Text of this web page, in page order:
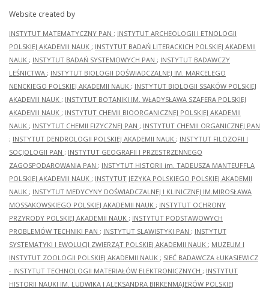
Website created by
INSTYTUT MATEMATYCZNY PAN ; INSTYTUT ARCHEOLOGII I ETNOLOGII
POLSKIEJ AKADEMII NAUK ; INSTYTUT BADAŃ LITERACKICH POLSKIEJ AKADEMII
NAUK ; INSTYTUT BADAŃ SYSTEMOWYCH PAN ; INSTYTUT BADAWCZY
LEŚNICTWA ; INSTYTUT BIOLOGII DOŚWIADCZALNEJ IM. MARCELEGO
NENCKIEGO POLSKIEJ AKADEMII NAUK ; INSTYTUT BIOLOGII SSAKÓW POLSKIEJ
AKADEMII NAUK ; INSTYTUT BOTANIKI IM. WŁADYSŁAWA SZAFERA POLSKIEJ
AKADEMII NAUK ; INSTYTUT CHEMII BIOORGANICZNEJ POLSKIEJ AKADEMII
NAUK ; INSTYTUT CHEMII FIZYCZNEJ PAN ; INSTYTUT CHEMII ORGANICZNEJ PAN
; INSTYTUT DENDROLOGII POLSKIEJ AKADEMII NAUK ; INSTYTUT FILOZOFII I
SOCJOLOGII PAN ; INSTYTUT GEOGRAFII I PRZESTRZENNEGO
ZAGOSPODAROWANIA PAN ; INSTYTUT HISTORII im. TADEUSZA MANTEUFFLA
POLSKIEJ AKADEMII NAUK ; INSTYTUT JĘZYKA POLSKIEGO POLSKIEJ AKADEMII
NAUK ; INSTYTUT MEDYCYNY DOŚWIADCZALNEJ I KLINICZNEJ IM.MIROSŁAWA
MOSSAKOWSKIEGO POLSKIEJ AKADEMII NAUK ; INSTYTUT OCHRONY
PRZYRODY POLSKIEJ AKADEMII NAUK ; INSTYTUT PODSTAWOWYCH
PROBLEMÓW TECHNIKI PAN ; INSTYTUT SLAWISTYKI PAN ; INSTYTUT
SYSTEMATYKI I EWOLUCJI ZWIERZĄT POLSKIEJ AKADEMII NAUK ; MUZEUM I
INSTYTUT ZOOLOGII POLSKIEJ AKADEMII NAUK ; SIEĆ BADAWCZA ŁUKASIEWICZ
- INSTYTUT TECHNOLOGII MATERIAŁÓW ELEKTRONICZNYCH ; INSTYTUT
HISTORII NAUKI IM. LUDWIKA I ALEKSANDRA BIRKENMAJERÓW POLSKIEJ